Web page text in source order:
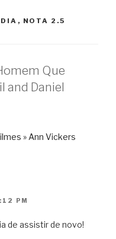
, NOTA 2.5
Que
and Daniel
» Ann Vickers
PM
de assistir de novo!